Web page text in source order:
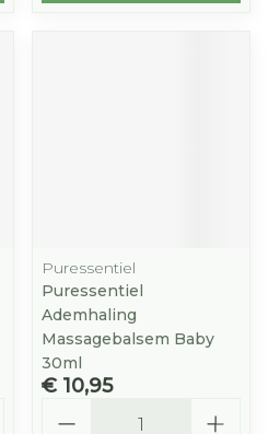
Puressentiel
Puressentiel
Ademhaling
Massagebalsem Baby
30ml
€ 10,95